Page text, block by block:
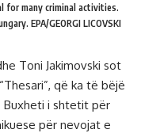
for many criminal activities.
EPA/GEORGI LICOVSKI
Toni Jakimovski sot
që ka të bëjë
i shtetit për
për nevojat e